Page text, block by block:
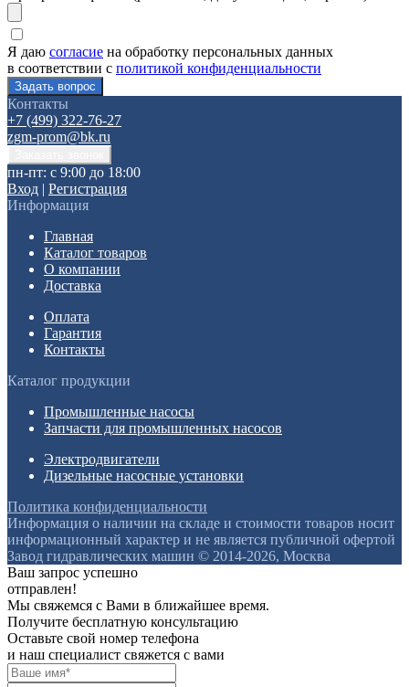
Я даю согласие на обработку персональных данных
в соответствии с политикой конфиденциальности
Контакты
+7 (499) 322-76-27
zgm-prom@bk.ru
пн-пт: с 9:00 до 18:00
Вход | Регистрация
Информация
Главная
Каталог товаров
О компании
Доставка
Оплата
Гарантия
Контакты
Каталог продукции
Промышленные насосы
Запчасти для промышленных насосов
Электродвигатели
Дизельные насосные установки
Политика конфиденциальности
Информация о наличии на складе и стоимости товаров носит
информационный характер и не является публичной офертой
Завод гидравлических машин © 2014-2026, Москва
Ваш запрос успешно
отправлен!
Мы свяжемся с Вами в ближайшее время.
Получите бесплатную консультацию
Оставьте свой номер телефона
и наш специалист свяжется с вами